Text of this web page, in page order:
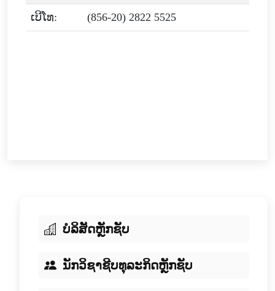
ເບີໂທ: (856-20) 2822 5525
ບໍລິສັດຫຼັກຊັບ
ນັກວິຊາຊີບທຸລະກິດຫຼັກຊັບ